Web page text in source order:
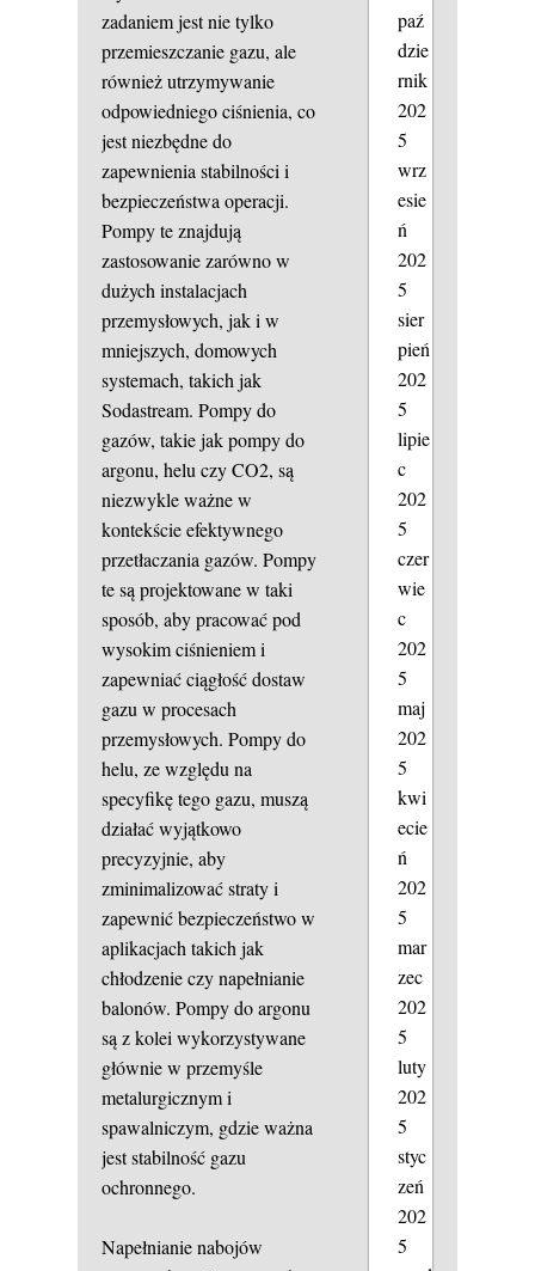
zadaniem jest nie tylko
przemieszczanie gazu, ale
również utrzymywanie
odpowiedniego ciśnienia, co
jest niezbędne do
zapewnienia stabilności i
bezpieczeństwa operacji.
Pompy te znajdują
zastosowanie zarówno w
dużych instalacjach
przemysłowych, jak i w
mniejszych, domowych
systemach, takich jak
Sodastream. Pompy do
gazów, takie jak pompy do
argonu, helu czy CO2, są
niezwykle ważne w
kontekście efektywnego
przetłaczania gazów. Pompy
te są projektowane w taki
sposób, aby pracować pod
wysokim ciśnieniem i
zapewniać ciągłość dostaw
gazu w procesach
przemysłowych. Pompy do
helu, ze względu na
specyfikę tego gazu, muszą
działać wyjątkowo
precyzyjnie, aby
zminimalizować straty i
zapewnić bezpieczeństwo w
aplikacjach takich jak
chłodzenie czy napełnianie
balonów. Pompy do argonu
są z kolei wykorzystywane
głównie w przemyśle
metalurgicznym i
spawalniczym, gdzie ważna
jest stabilność gazu
ochronnego.
Napełnianie nabojów
paź
dzie
rnik
202
5
wrz
esie
ń
202
5
sier
pień
202
5
lipie
c
202
5
czer
wie
c
202
5
maj
202
5
kwi
ecie
ń
202
5
mar
zec
202
5
luty
202
5
styc
zeń
202
5